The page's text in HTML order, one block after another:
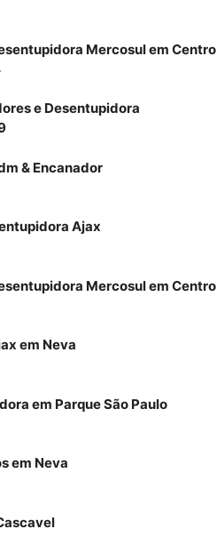
Mercosul em Centro
e Desentupidora
& Encanador
Ajax
Mercosul em Centro
em Neva
em Parque São Paulo
em Neva